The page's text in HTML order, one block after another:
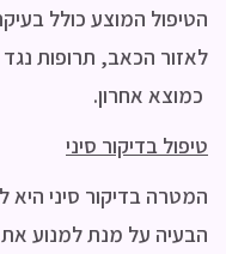
הטיפול המוצע כולל
לאזור הכאב, תרופות
כמוצא אחרון.
טיפול בדיקור סיני
המטרה בדיקור סיני
הבעיה על מנת למנוע